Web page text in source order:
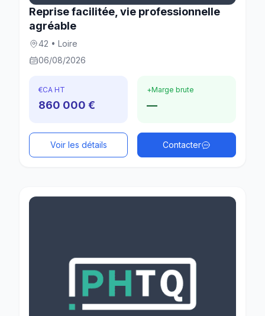
Reprise facilitée, vie professionnelle
agréable
42 • Loire
06/08/2026
€CA HT
860 000 €
+Marge brute
—
Voir les détails Contacter